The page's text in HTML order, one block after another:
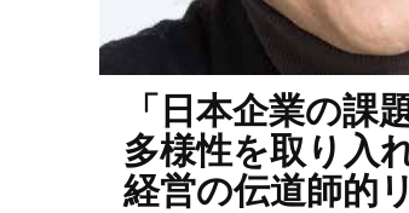
「日本企業の課
多様性を取り入
経営の伝道師的